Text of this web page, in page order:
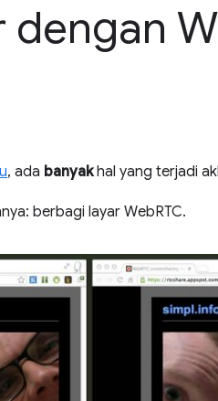
dengan
, ada banyakhal yang terjadi
berbagi layar WebRTC.